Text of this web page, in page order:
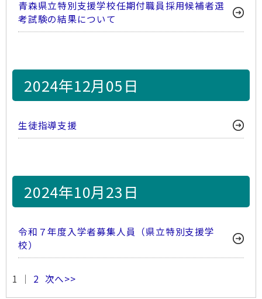
青森県立特別支援学校任期付職員採用候補者選
考試験の結果について
2024年12月05日
生徒指導支援
2024年10月23日
令和７年度入学者募集人員（県立特別支援学
校）
1 ｜ 2 次へ>>